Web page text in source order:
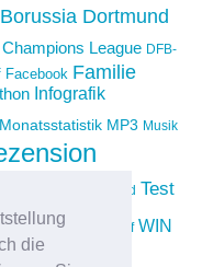
die
Borussia Dortmund
Champions League DFB-
Facebook Familie
Infografik
Monatsstatistik MP3 Musik
sponsored Test
Wettkampf WIN